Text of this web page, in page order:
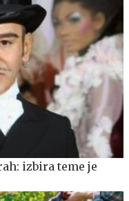
izbira teme je